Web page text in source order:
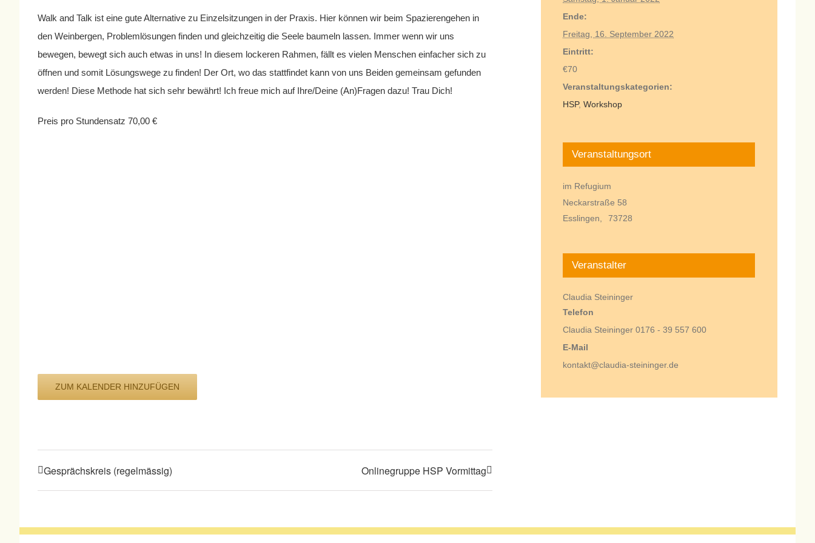
Walk and Talk ist eine gute Alternative zu Einzelsitzungen in der Praxis. Hier können wir beim Spazierengehen in
den Weinbergen, Problemlösungen finden und gleichzeitig die Seele baumeln lassen. Immer wenn wir uns
bewegen, bewegt sich auch etwas in uns! In diesem lockeren Rahmen, fällt es vielen Menschen einfacher sich zu
öffnen und somit Lösungswege zu finden! Der Ort, wo das stattfindet kann von uns Beiden gemeinsam gefunden
werden! Diese Methode hat sich sehr bewährt! Ich freue mich auf Ihre/Deine (An)Fragen dazu! Trau Dich!
Preis pro Stundensatz 70,00 €
ZUM KALENDER HINZUFÜGEN
Gesprächskreis (regelmässig) Onlinegruppe HSP Vormittag
Ende:
Freitag, 16. September 2022
Eintritt:
€70
Veranstaltungskategorien:
HSP,Workshop
Veranstaltungsort
im Refugium
Neckarstraße 58
Esslingen
73728
Veranstalter
Claudia Steininger
Telefon
Claudia Steininger 0176 - 39 557 600
E-Mail
kontakt@claudia-steininger.de